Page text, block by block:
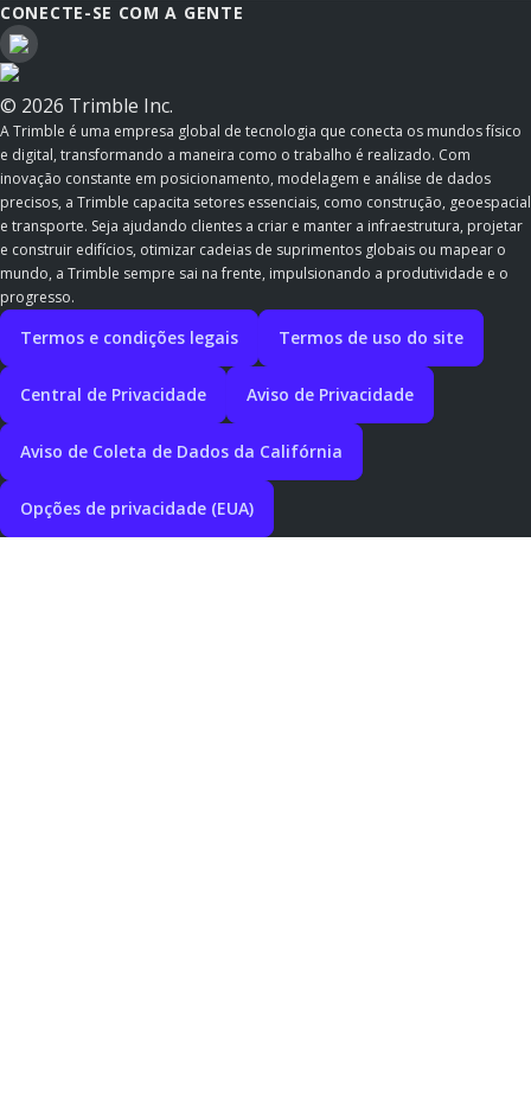
CONECTE-SE COM A GENTE
© 2026 Trimble Inc.
A Trimble é uma empresa global de tecnologia que conecta os mundos físico
e digital, transformando a maneira como o trabalho é realizado. Com
inovação constante em posicionamento, modelagem e análise de dados
precisos, a Trimble capacita setores essenciais, como construção, geoespacial
e transporte. Seja ajudando clientes a criar e manter a infraestrutura, projetar
e construir edifícios, otimizar cadeias de suprimentos globais ou mapear o
mundo, a Trimble sempre sai na frente, impulsionando a produtividade e o
progresso.
Termos e condições legais Termos de uso do site
Central de Privacidade Aviso de Privacidade
Aviso de Coleta de Dados da Califórnia
Opções de privacidade (EUA)